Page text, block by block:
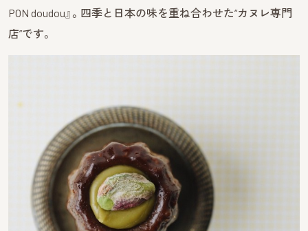
PON doudou』。四季と日本の味を重ね合わせた“カヌレ専門
店”です。